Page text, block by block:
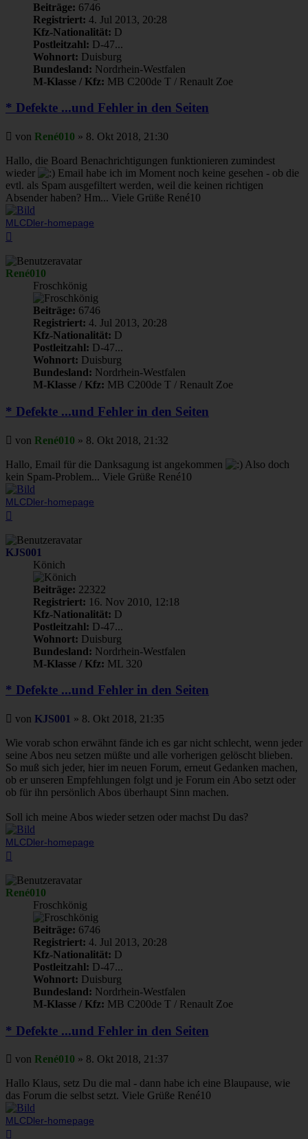
Beiträge: 6746
Registriert: 4. Jul 2013, 20:28
Kfz-Nationalität: D
Postleitzahl: D-47...
Wohnort: Duisburg
Bundesland: Nordrhein-Westfalen
M-Klasse / Kfz: MB C200de T / Renault Zoe
* Defekte ...und Fehler in den Seiten
Beitrag
von René010 » 8. Okt 2018, 21:30
Hallo, die Board Benachrichtigungen funktionieren zumindest
wieder
Email habe ich im Moment noch keine gesehen - ob die
evtl. als Spam ausgefiltert werden, weil die keinen richtigen
Absender haben? Hm... Viele Grüße René10
MLCDler-homepage
René010
Froschkönig
Beiträge: 6746
Registriert: 4. Jul 2013, 20:28
Kfz-Nationalität: D
Postleitzahl: D-47...
Wohnort: Duisburg
Bundesland: Nordrhein-Westfalen
M-Klasse / Kfz: MB C200de T / Renault Zoe
* Defekte ...und Fehler in den Seiten
Beitrag
von René010 » 8. Okt 2018, 21:32
Hallo, Email für die Danksagung ist angekommen
Also doch
kein Spam-Problem... Viele Grüße René10
MLCDler-homepage
KJS001
Könich
Beiträge: 22322
Registriert: 16. Nov 2010, 12:18
Kfz-Nationalität: D
Postleitzahl: D-47...
Wohnort: Duisburg
Bundesland: Nordrhein-Westfalen
M-Klasse / Kfz: ML 320
* Defekte ...und Fehler in den Seiten
Beitrag
von KJS001 » 8. Okt 2018, 21:35
Wie vorab schon erwähnt fände ich es gar nicht schlecht, wenn jeder
seine Abos neu setzen müßte und alle vorherigen gelöscht blieben.
So muß sich jeder, hier im neuen Forum, erneut Gedanken machen,
ob er unseren Empfehlungen folgt und je Forum ein Abo setzt oder
ob für ihn persönlich Abos überhaupt Sinn machen.
Soll ich meine Abos wieder setzen oder machst Du das?
MLCDler-homepage
René010
Froschkönig
Beiträge: 6746
Registriert: 4. Jul 2013, 20:28
Kfz-Nationalität: D
Postleitzahl: D-47...
Wohnort: Duisburg
Bundesland: Nordrhein-Westfalen
M-Klasse / Kfz: MB C200de T / Renault Zoe
* Defekte ...und Fehler in den Seiten
Beitrag
von René010 » 8. Okt 2018, 21:37
Hallo Klaus, setz Du die mal - dann habe ich eine Blaupause, wie
das Forum die selbst setzt. Viele Grüße René10
MLCDler-homepage